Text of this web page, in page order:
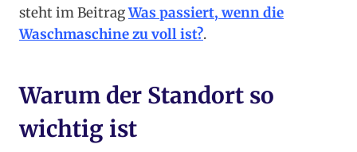
steht im BeitragWas passiert, wenn die
Waschmaschine zu voll ist?.
Warum der Standort so
wichtig ist